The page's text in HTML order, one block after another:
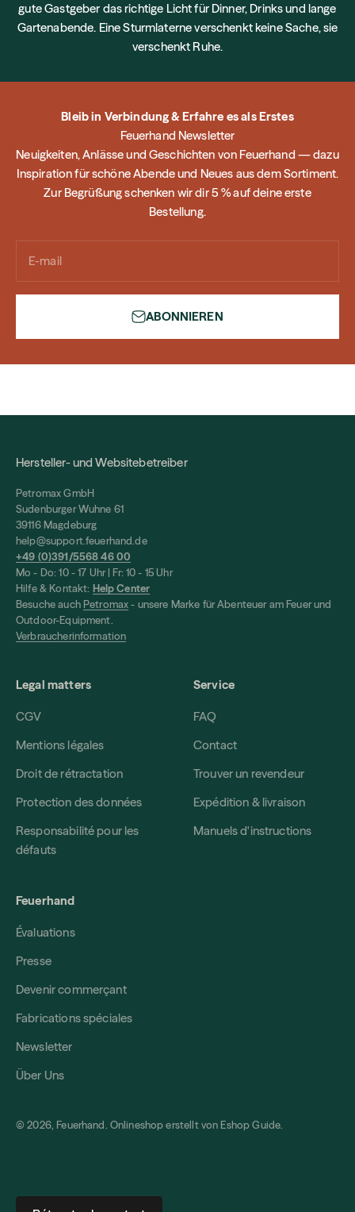
gute Gastgeber das richtige Licht für Dinner, Drinks und lange
Gartenabende. Eine Sturmlaterne verschenkt keine Sache, sie
verschenkt Ruhe.
Bleib in Verbindung & Erfahre es als Erstes
Feuerhand Newsletter
Neuigkeiten, Anlässe und Geschichten von Feuerhand — dazu
Inspiration für schöne Abende und Neues aus dem Sortiment.
Zur Begrüßung schenken wir dir 5 % auf deine erste
Bestellung.
E-mail
ABONNIEREN
Hersteller- und Websitebetreiber
Petromax GmbH
Sudenburger Wuhne 61
39116 Magdeburg
help@support.feuerhand.de
+49 (0)391/5568 46 00
Mo - Do: 10 - 17 Uhr | Fr: 10 - 15 Uhr
Hilfe & Kontakt: Help Center
Besuche auch Petromax- unsere Marke für Abenteuer am Feuer und
Outdoor-Equipment.
Verbraucherinformation
Legal matters
CGV
Mentions légales
Droit de rétractation
Protection des données
Responsabilité pour les
défauts
Service
FAQ
Contact
Trouver un revendeur
Expédition & livraison
Manuels d'instructions
Feuerhand
Évaluations
Presse
Devenir commerçant
Fabrications spéciales
Newsletter
Über Uns
© 2026, Feuerhand. Onlineshop erstellt von Eshop Guide